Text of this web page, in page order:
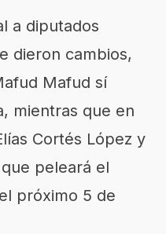
a diputados
dieron cambios,
Mafud sí
mientras que en
Cortés López y
peleará el
próximo 5 de